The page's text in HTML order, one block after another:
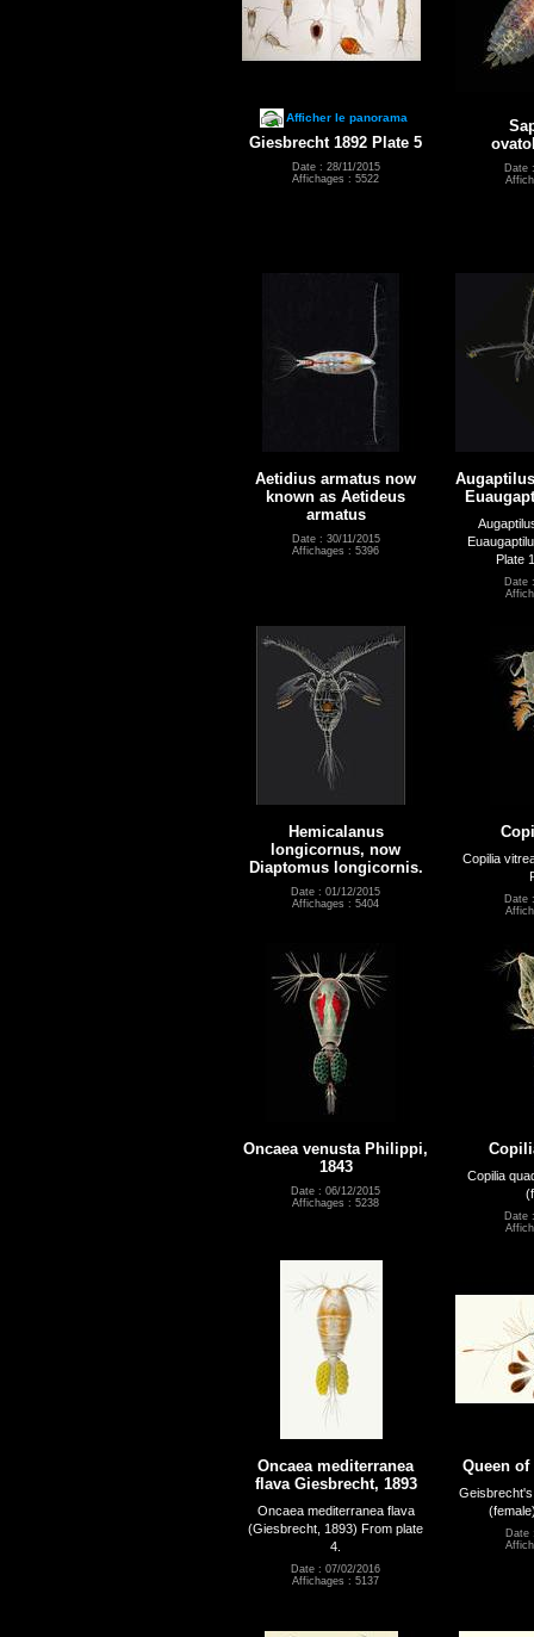
Afficher le panorama
Giesbrecht 1892 Plate 5
Date : 28/11/2015
Affichages : 5522
Date
Aetidius armatus now
known as Aetideus
armatus
Date : 30/11/2015
Affichages : 5396
Plate
Date
Hemicalanus
longicornus, now
Diaptomus longicornis.
Date : 01/12/2015
Affichages : 5404
Copilia
Date
Oncaea venusta Philippi,
1843
Date : 06/12/2015
Affichages : 5238
Copilia
Date
Oncaea mediterranea
flava Giesbrecht, 1893
Oncaea mediterranea flava
(Giesbrecht, 1893) From plate
4.
Date : 07/02/2016
Affichages : 5137
Queen of
Date